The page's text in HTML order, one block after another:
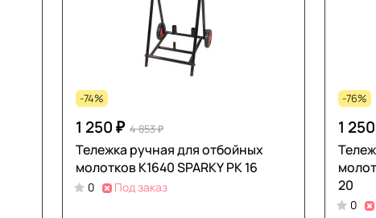
-74%
1 250 ₽ 4 853 ₽
Тележка ручная для отбойных
молотков К1640 SPARKY РК 16
0 Под заказ
-76%
1
20
0